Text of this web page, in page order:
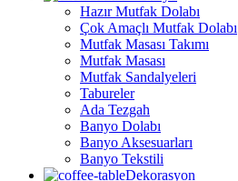
Hazır Mutfak Dolabı
Çok Amaçlı Mutfak Dolabı
Mutfak Masası Takımı
Mutfak Masası
Mutfak Sandalyeleri
Tabureler
Ada Tezgah
Banyo Dolabı
Banyo Aksesuarları
Banyo Tekstili
Dekorasyon